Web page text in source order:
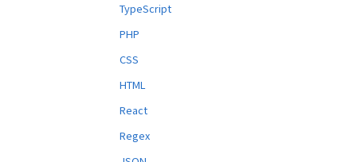
TypeScript
PHP
CSS
HTML
React
Regex